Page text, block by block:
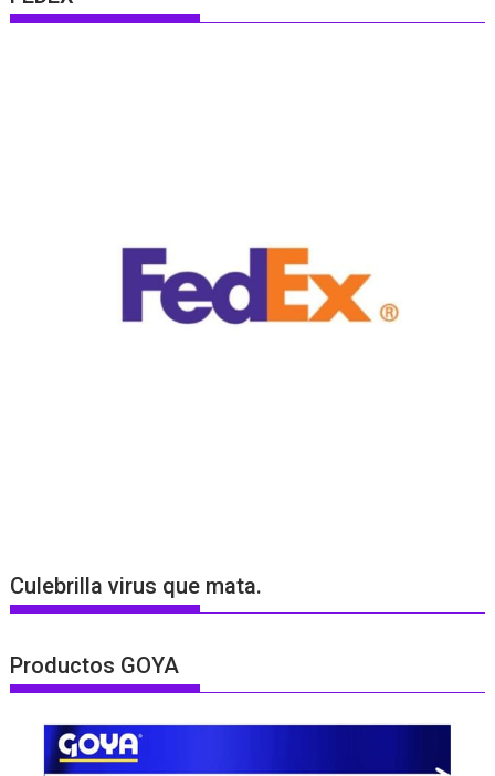
Culebrilla virus que mata.
Productos GOYA